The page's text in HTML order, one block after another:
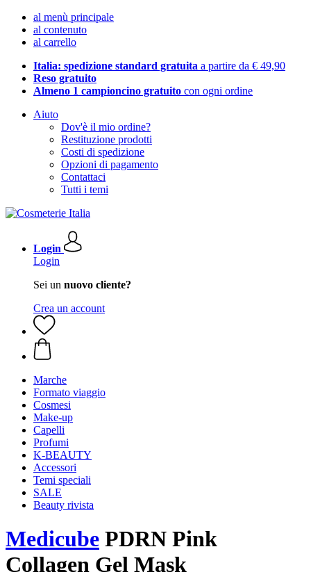
al menù principale
al contenuto
al carrello
Italia: spedizione standard gratuita a partire da € 49,90
Reso gratuito
Almeno 1 campioncino gratuito con ogni ordine
Aiuto
Dov'è il mio ordine?
Restituzione prodotti
Costi di spedizione
Opzioni di pagamento
Contattaci
Tutti i temi
Login
Login
Sei un nuovo cliente?
Crea un account
Marche
Formato viaggio
Cosmesi
Make-up
Capelli
Profumi
K-BEAUTY
Accessori
Temi speciali
SALE
Beauty rivista
Medicube PDRN Pink
Collagen Gel Mask